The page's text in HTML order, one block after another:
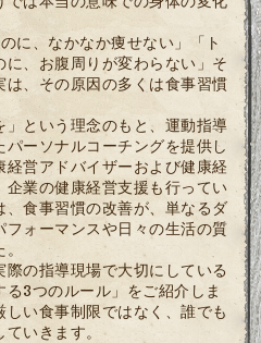
に、なかなか痩せない」「ト
、お腹周りが変わらない」そ
は、その原因の多くは食事習慣
という理念のもと、運動指導
ーソナルコーチングを提供し
営アドバイザーおよび健康経
業の健康経営支援も行ってい
、食事習慣の改善が、単なるダ
ォーマンスや日々の生活の質
の指導現場で大切にしている
る3つのルール」をご紹介しま
い食事制限ではなく、誰でも
いきます。